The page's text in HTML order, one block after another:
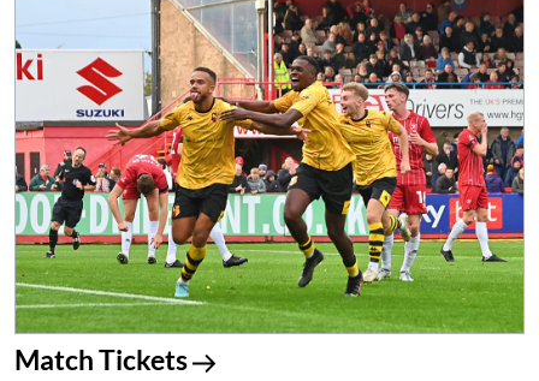
Match Tickets